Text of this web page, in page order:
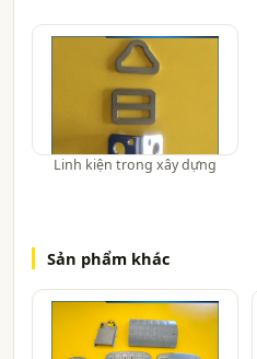
Linh kiện trong xây dựng
Sản phẩm khác